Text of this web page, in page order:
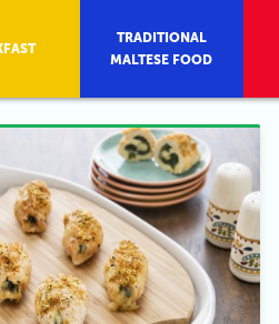
TRADITIONAL
MALTESE FOOD